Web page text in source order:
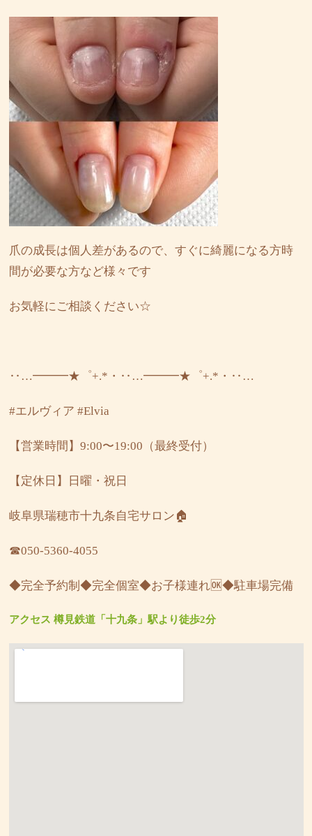
爪の成長は個人差があるので、すぐに綺麗になる方時
間が必要な方など様々です
お気軽にご相談ください☆
‥…━━━★゜+.*・‥…━━━★゜+.*・‥…
#エルヴィア #Elvia
【営業時間】9:00〜19:00（最終受付）
【定休日】日曜・祝日
岐阜県瑞穂市十九条自宅サロン🏠
☎︎050-5360-4055
◆完全予約制◆完全個室◆お子様連れ🆗◆駐車場完備
アクセス 樽見鉄道「十九条」駅より徒歩2分